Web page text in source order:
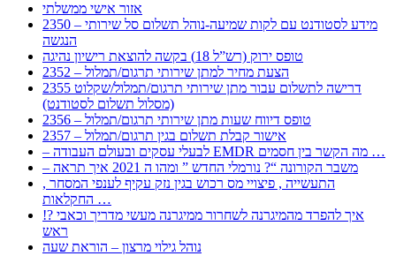
אזור אישי ממשלתי
2350 – מידע לסטודנט עם לקות שמיעה-נוהל תשלום סל שירותי
הנגשה
טופס ירוק (רש”ל 18) בקשה להוצאת רישיון נהיגה
2352 – הצעת מחיר למתן שירותי תרגום/תמלול
2355 דרישה לתשלום עבור מתן שירותי תרגום/תמלול/שקלוט
(מסלול תשלום לסטודנט)
2356 – טופס דיווח שעות מתן שירותי תרגום/תמלול
2357 – אישור קבלת תשלום בגין תרגום/תמלול
– לבעלי עסקים ובעולם העבודה EMDR מה הקשר בין חסמים …
– משבר הקורונה “? נורמלי החדש ” ומהו ה 2021 איך תראה
, התעשייה , פיצויי מס רכוש בגין נזק עקיף לענפי המסחר
החקלאות …
!? איך להפרד מהמיגרנה לשחרור ממיגרנה מעשי מדריך וכאבי
ראש
נוהל גילוי מרצון – הוראת שעה